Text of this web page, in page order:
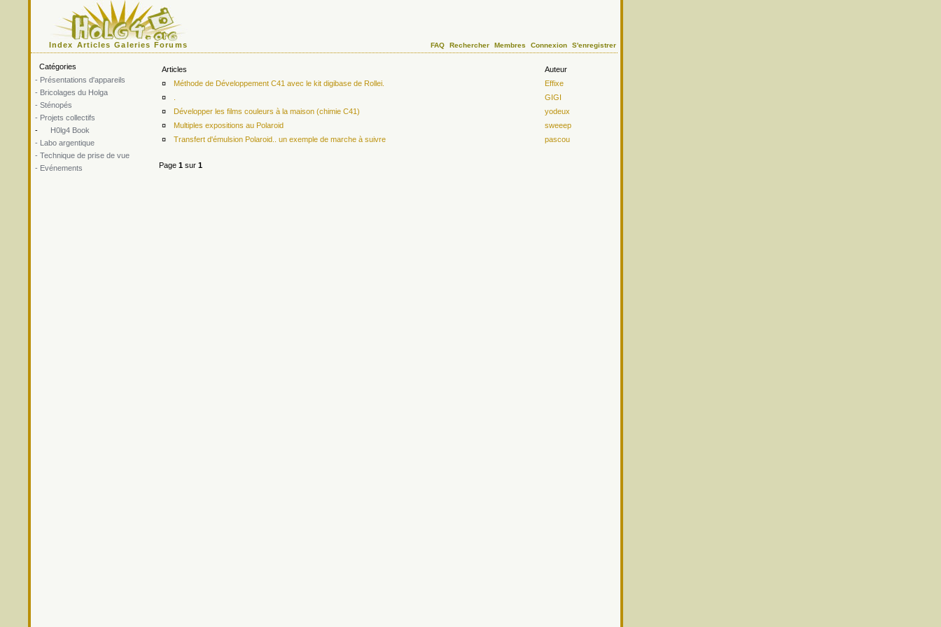
Index Articles Galeries Forums FAQ Rechercher Membres Connexion S'enregistrer
Catégories
- Présentations d'appareils
- Bricolages du Holga
- Sténopés
- Projets collectifs
-
H0lg4 Book
- Labo argentique
- Technique de prise de vue
- Evénements
Articles
Auteur
¤
Méthode de Développement C41 avec le kit digibase de Rollei.
Effixe
¤
GIGI
¤
Développer les films couleurs à la maison (chimie C41)
yodeux
¤
Multiples expositions au Polaroid
sweeep
¤
Transfert d'émulsion Polaroid.. un exemple de marche à suivre pascou
Page 1 sur 1